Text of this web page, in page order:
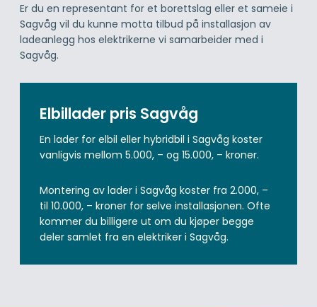
Er du en representant for et borettslag eller et sameie i
Sagvåg vil du kunne motta tilbud på installasjon av
ladeanlegg hos elektrikerne vi samarbeider med i
Sagvåg.
Elbillader pris Sagvåg
En lader for elbil eller hybridbil i Sagvåg koster
vanligvis mellom 5.000, – og 15.000, – kroner.
Montering av lader i Sagvåg koster fra 2.000, –
til 10.000, – kroner for selve installasjonen. Ofte
kommer du billigere ut om du kjøper begge
deler samlet fra en elektriker i Sagvåg.